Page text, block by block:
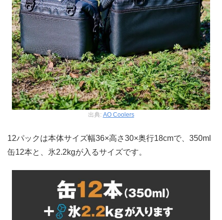
出典: AO Coolers
12パックは本体サイズ幅36×高さ30×奥行18cmで、350ml
缶12本と、氷2.2kgが入るサイズです。